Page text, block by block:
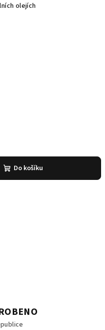
olejích
Do košíku